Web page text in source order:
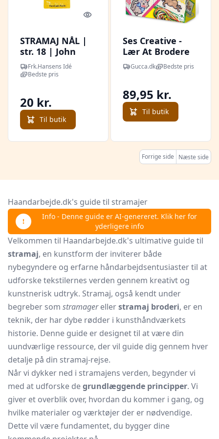
Quick look
STRAMAJ NÅL |
str. 18 | John
James
Frk.Hansens Idé
Bedste pris
20 kr.
Til butik
Quick
Ses Creative -
Lær At Brodere
Mega Sæt Til
Børn
Gucca.dk Bedste pris
89,95 kr.
Til butik
Forrige side Næste side
Haandarbejde.dk's guide til stramajer
Info - Denne guide er AI-genereret. Klik her for
yderligere info
Velkommen til Haandarbejde.dk's ultimative guide til
stramaj, en kunstform der inviterer både
nybegyndere og erfarne håndarbejdsentusiaster til at
udforske tekstilernes verden gennem kreativt og
kunstnerisk udtryk. Stramaj, også kendt under
begreber som stramagerellerstramaj broderi, er en
teknik, der har dybe rødder i kunsthåndværkets
historie. Denne guide er designet til at være din
uundværlige ressource, der vil guide dig gennem hver
detalje på din stramaj-rejse.
Når vi dykker ned i stramajens verden, begynder vi
med at udforske degrundlæggende principper. Vi
giver et overblik over, hvordan du kommer i gang, og
hvilke materialer og værktøjer der er nødvendige.
Dette vil være fundamentet, du bygger dine